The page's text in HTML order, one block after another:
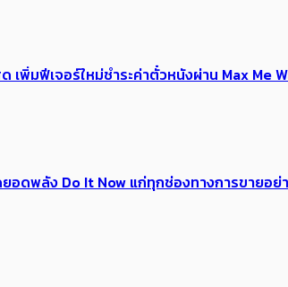
เพิ่มฟีเจอร์ใหม่ชำระค่าตั๋วหนังผ่าน Max
อดพลัง Do It Now แก่ทุกช่องทางการขาย